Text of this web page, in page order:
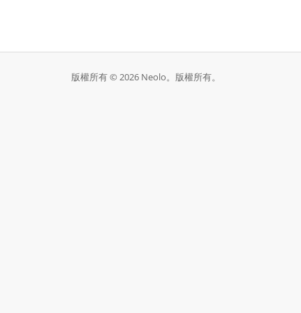
版權所有 © 2026 Neolo。版權所有。